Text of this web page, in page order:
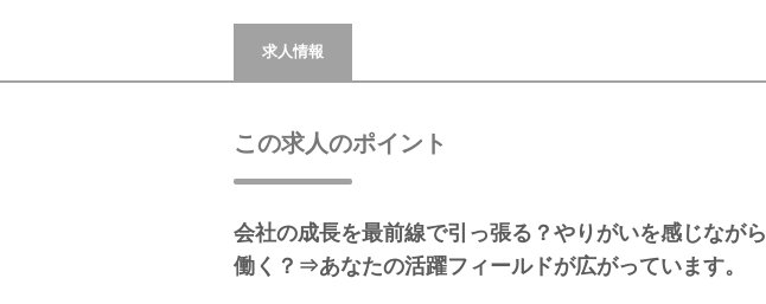
求人情報
この求人のポイント
会社の成長を最前線で引っ張る？やりがいを感じながら
働く？⇒あなたの活躍フィールドが広がっています。